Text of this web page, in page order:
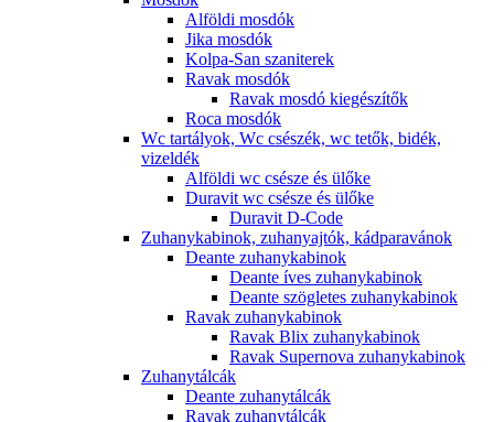
Alföldi mosdók
Jika mosdók
Kolpa-San szaniterek
Ravak mosdók
Ravak mosdó kiegészítők
Roca mosdók
Wc tartályok, Wc csészék, wc tetők, bidék,
vizeldék
Alföldi wc csésze és ülőke
Duravit wc csésze és ülőke
Duravit D-Code
Zuhanykabinok, zuhanyajtók, kádparavánok
Deante zuhanykabinok
Deante íves zuhanykabinok
Deante szögletes zuhanykabinok
Ravak zuhanykabinok
Ravak Blix zuhanykabinok
Ravak Supernova zuhanykabinok
Zuhanytálcák
Deante zuhanytálcák
Ravak zuhanytálcák